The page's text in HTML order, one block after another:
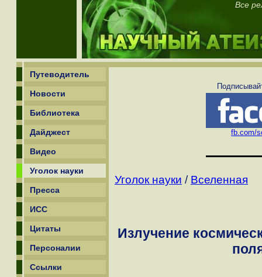
Все
Путеводитель
Новости
Библиотека
Дайджест
Видео
Уголок науки
Пресса
ИСС
Цитаты
Персоналии
Ссылки
fb.com/
Уголок науки / Вселенная
Излучение